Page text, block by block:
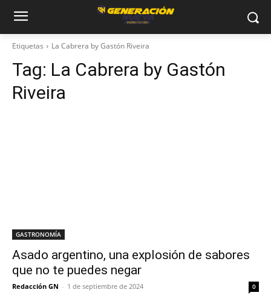
Etiquetas La Cabrera by Gastón Riveira
Tag: La Cabrera by Gastón
Riveira
GASTRONOMÍA
Asado argentino, una explosión de sabores
que no te puedes negar
Redacción GN - 1 de septiembre de 2024 0